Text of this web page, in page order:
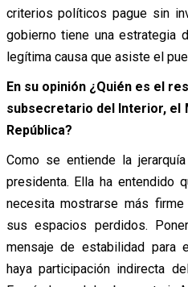
criterios políticos pague sin
gobierno tiene una estrategia
legítima causa que asiste el
En su opinión ¿Quién es el
subsecretario del Interior, el
República?
Como se entiende la
presidenta. Ella ha entendido
necesita mostrarse más
sus espacios perdidos.
mensaje de estabilidad para
haya participación indirecta